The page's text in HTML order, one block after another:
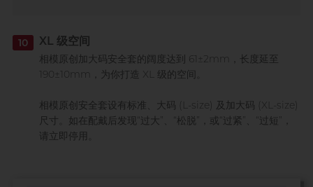
10 XL 级空间
相模原创加大码安全套的阔度达到 61±2mm，长度延至
190±10mm，为你打造 XL 级的空间。
相模原创安全套设有标准、大码 (L-size) 及加大码 (XL-size)
尺寸。如在配戴后发现“过大”、“松脱”，或“过紧”、“过短”，
请立即停用。